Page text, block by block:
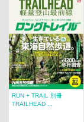
RUN + TRAIL 別冊
TRAILHEAD ...